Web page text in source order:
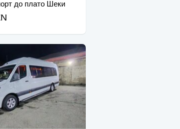
до плато Шеки